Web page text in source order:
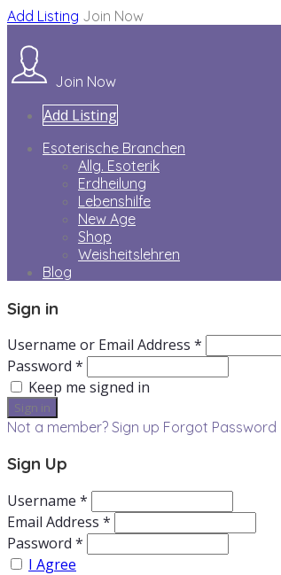
Add Listing Join Now
Join Now
Add Listing
Esoterische Branchen
Allg. Esoterik
Erdheilung
Lebenshilfe
New Age
Shop
Weisheitslehren
Blog
Sign in
Username or Email Address *
Password *
Keep me signed in
Not a member? Sign up Forgot Password
Sign Up
Username *
Email Address *
Password *
I Agree